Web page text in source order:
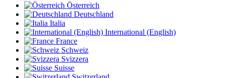
Österreich
Deutschland
Italia
International (English)
France
Schweiz
Svizzera
Suisse